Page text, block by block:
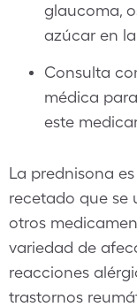
glaucoma,
azúcar en
Consulta
médica
este
La prednisona
recetado que se
otros
variedad de
reacciones
trastornos